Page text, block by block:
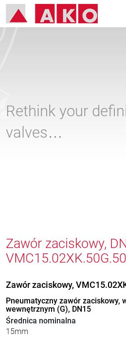
Rethink your
valves…
Zawór zaciskowy,
Zawór zaciskowy,
Pneumatyczny zawór zaciskowy,
wewnętrznym (G), DN15
Średnica nominalna
15mm